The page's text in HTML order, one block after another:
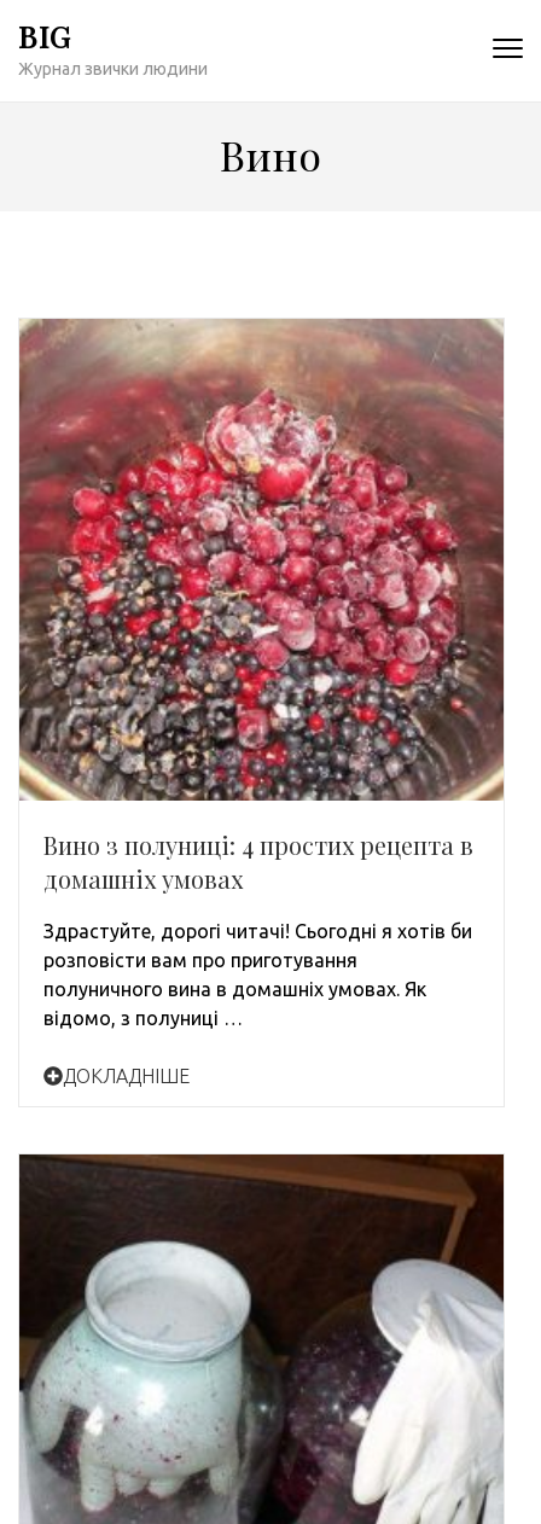
содержимому
BIG
Журнал звички людини
Вино
Вино з полуниці: 4 простих рецепта в
домашніх умовах
Здрастуйте, дорогі читачі! Сьогодні я хотів би
розповісти вам про приготування
полуничного вина в домашніх умовах. Як
відомо, з полуниці …
ДОКЛАДНІШЕ